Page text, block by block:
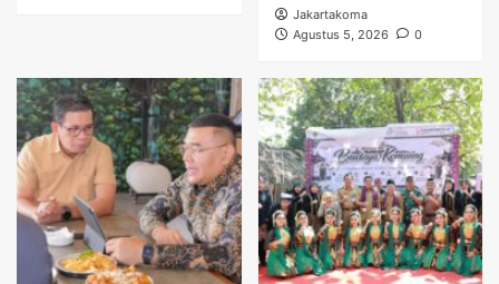
Jakartakoma
Agustus 5, 2026
0